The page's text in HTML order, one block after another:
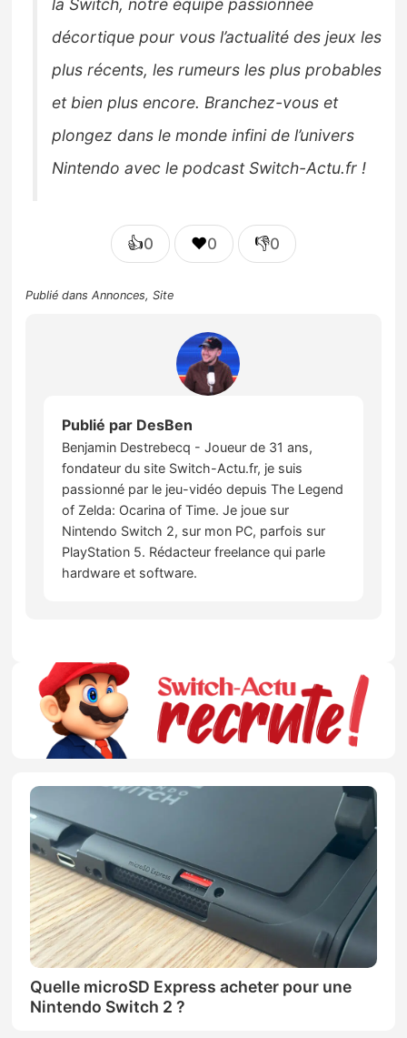
la Switch, notre équipe passionnée
décortique pour vous l’actualité des jeux les
plus récents, les rumeurs les plus probables
et bien plus encore. Branchez-vous et
plongez dans le monde infini de l’univers
Nintendo avec le podcast Switch-Actu.fr !
👍0 ❤️0 👎0
Publié dansAnnonces,Site
Publié par DesBen
Benjamin Destrebecq - Joueur de 31 ans,
fondateur du site Switch-Actu.fr, je suis
passionné par le jeu-vidéo depuis The Legend
of Zelda: Ocarina of Time. Je joue sur
Nintendo Switch 2, sur mon PC, parfois sur
PlayStation 5. Rédacteur freelance qui parle
hardware et software.
Quelle microSD Express acheter pour une
Nintendo Switch 2 ?